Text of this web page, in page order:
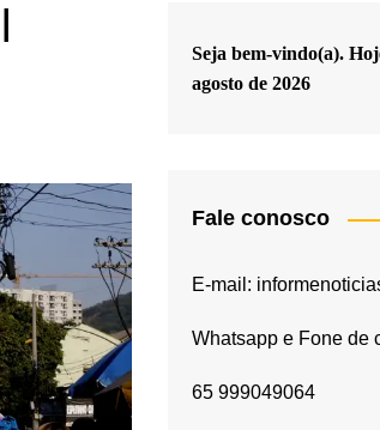
Seja bem-vindo(a).
agosto de 2026
Fale conosco
E-mail:
Whatsapp e Fone de
65 999049064